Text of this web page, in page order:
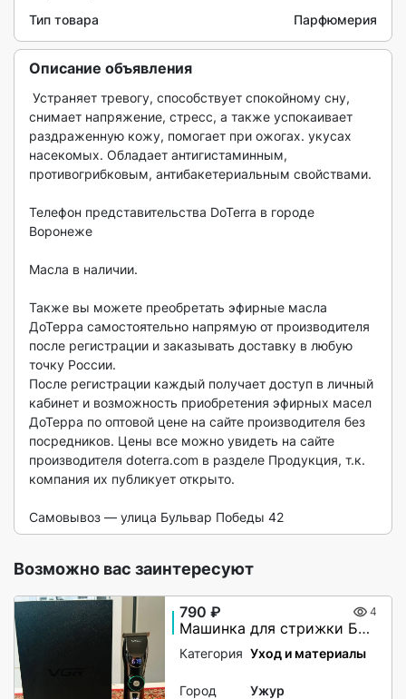
Тип товара Парфюмерия
Описание объявления
снимает напряжение, стресс, а также успокаивает
раздраженную кожу, помогает при ожогах. укусах
насекомых. Обладает антигистаминным,
противогрибковым, антибакетериальным свойствами.
Телефон представительства DoTerra в городе
Воронеже
Масла в наличии.
Также вы можете преобретать эфирные масла
ДоТерра самостоятельно напрямую от производителя
после регистрации и заказывать доставку в любую
точку России.
После регистрации каждый получает доступ в личный
кабинет и возможность приобретения эфирных масел
ДоТерра по оптовой цене на сайте производителя без
посредников. Цены все можно увидеть на сайте
производителя doterra.com в разделе Продукция, т.к.
компания их публикует открыто.
Самовывоз — улица Бульвар Победы 42
Возможно вас заинтересуют
790 ₽ 4
Машинка для стрижки Беспроводная VGA V-256
Категория Уход и материалы
Город Ужур